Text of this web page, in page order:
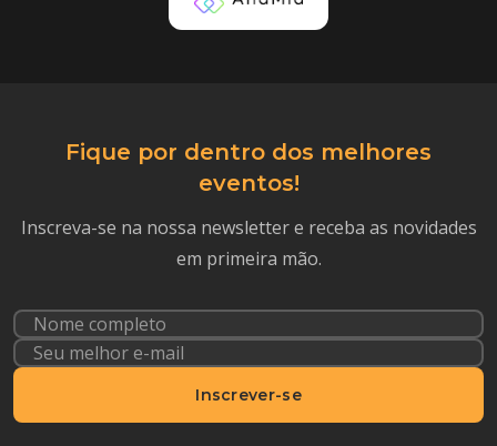
Fique por dentro dos melhores
eventos!
Inscreva-se na nossa newsletter e receba as novidades
em primeira mão.
Inscrever-se